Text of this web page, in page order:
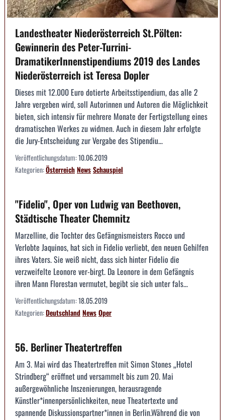
Landestheater Niederösterreich St.Pölten:
Gewinnerin des Peter-Turrini-
DramatikerInnenstipendiums 2019 des Landes
Niederösterreich ist Teresa Dopler
Dieses mit 12.000 Euro dotierte Arbeitsstipendium, das alle 2
Jahre vergeben wird, soll Autorinnen und Autoren die Möglichkeit
bieten, sich intensiv für mehrere Monate der Fertigstellung eines
dramatischen Werkes zu widmen. Auch in diesem Jahr erfolgte
die Jury-Entscheidung zur Vergabe des Stipendiu...
Veröffentlichungsdatum:10.06.2019
Kategorien:ÖsterreichNewsSchauspiel
"Fidelio", Oper von Ludwig van Beethoven,
Städtische Theater Chemnitz
Marzelline, die Tochter des Gefängnismeisters Rocco und
Verlobte Jaquinos, hat sich in Fidelio verliebt, den neuen Gehilfen
ihres Vaters. Sie weiß nicht, dass sich hinter Fidelio die
verzweifelte Leonore ver-birgt. Da Leonore in dem Gefängnis
ihren Mann Florestan vermutet, begibt sie sich unter fals...
Veröffentlichungsdatum:18.05.2019
Kategorien:DeutschlandNewsOper
56. Berliner Theatertreffen
Am 3. Mai wird das Theatertreffen mit Simon Stones „Hotel
Strindberg“ eröffnet und versammelt bis zum 20. Mai
außergewöhnliche Inszenierungen, herausragende
Künstler*innenpersönlichkeiten, neue Theatertexte und
spannende Diskussionspartner*innen in Berlin.Während die von